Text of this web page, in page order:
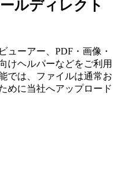
ルディレクト
ューアー、PDF・画像・
けヘルパーなどをご利用
では、ファイルは通常お
めに当社へアップロード